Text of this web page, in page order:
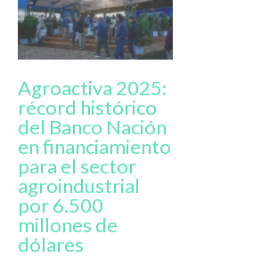
Agroactiva 2025:
récord histórico
del Banco Nación
en financiamiento
para el sector
agroindustrial
por 6.500
millones de
dólares